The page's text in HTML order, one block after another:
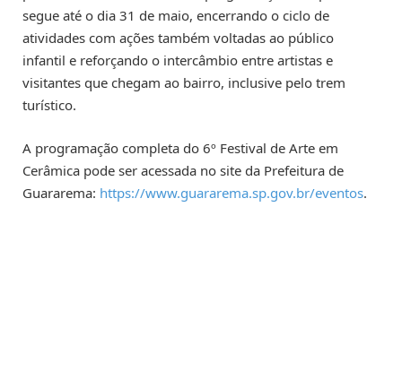
segue até o dia 31 de maio, encerrando o ciclo de
atividades com ações também voltadas ao público
infantil e reforçando o intercâmbio entre artistas e
visitantes que chegam ao bairro, inclusive pelo trem
turístico.
A programação completa do 6º Festival de Arte em
Cerâmica pode ser acessada no site da Prefeitura de
Guararema: https://www.guararema.sp.gov.br/eventos.